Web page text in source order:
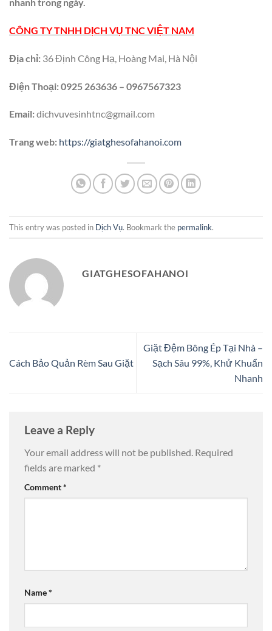
CÔNG TY TNHH DỊCH VỤ TNC VIỆT NAM
Địa chỉ: 36 Định Công Hạ, Hoàng Mai, Hà Nội
Điện Thoại: 0925 263636 – 0967567323
Email:dichvuvesinhtnc@gmail.com
Trang web: https://giatghesofahanoi.com
This entry was posted in Dịch Vụ. Bookmark the permalink.
GIATGHESOFAHANOI
Cách Bảo Quản Rèm Sau Giặt
Giặt Đệm Bông Ép Tại Nhà –
Sạch Sâu 99%, Khử Khuẩn
Nhanh
Leave a Reply
Your email address will not be published. Required
fields are marked *
Comment*
Name*